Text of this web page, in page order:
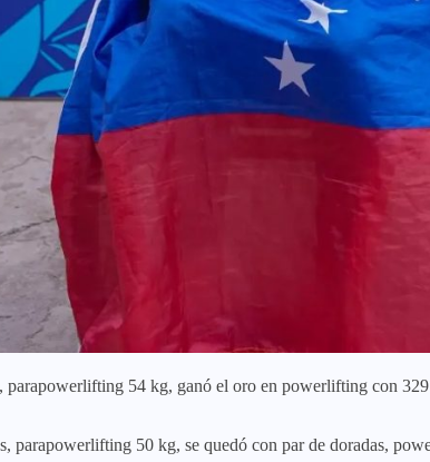
parapowerlifting 54 kg, ganó el oro en powerlifting con
parapowerlifting 50 kg, se quedó con par de doradas,